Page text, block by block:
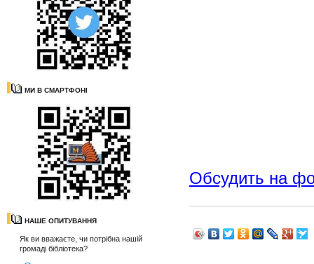
МИ В СМАРТФОНІ
НАШЕ ОПИТУВАННЯ
Як ви вважаєте, чи потрібна нашій
громаді бібліотека?
Обсудить на